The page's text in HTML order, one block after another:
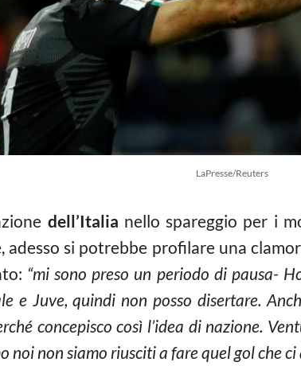
LaPresse/Reuters
dell’Italia nello spareggio per i
adesso si potrebbe profilare una
“mi sono preso un periodo di pausa-
e Juve, quindi non posso disertare.
concepisco così l’idea di nazione.
noi non siamo riusciti a fare quel gol che ci